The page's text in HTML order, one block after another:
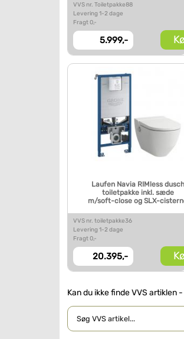
VVS nr. Toiletpakke88
Levering 1-2 dage
Fragt 0,-
5.999,-
Laufen Navia RIMless dusch
toiletpakke inkl. sæde
m/soft-close og SLX-
VVS nr. toiletpakke36
Levering 1-2 dage
Fragt 0,-
20.395,-
Kan du ikke finde VVS artiklen